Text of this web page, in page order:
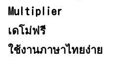
Multiplier
เดโม่ฟรี
ใช้งานภาษาไทยง่าย